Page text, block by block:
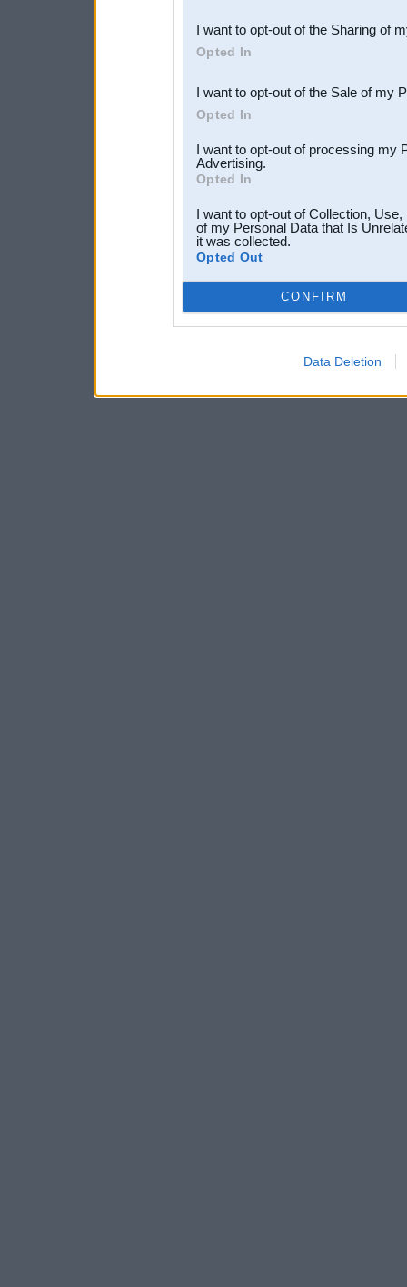
Downstream Participants
third parties.
I want to opt-out of the Sharing of
Opted In
I want to opt-out of the Sale of my
Opted In
I want to opt-out of processing my
Advertising.
Opted In
I want to opt-out of Collection,
of my Personal Data that Is
it was collected.
Opted Out
CONFIRM
Data Deletion